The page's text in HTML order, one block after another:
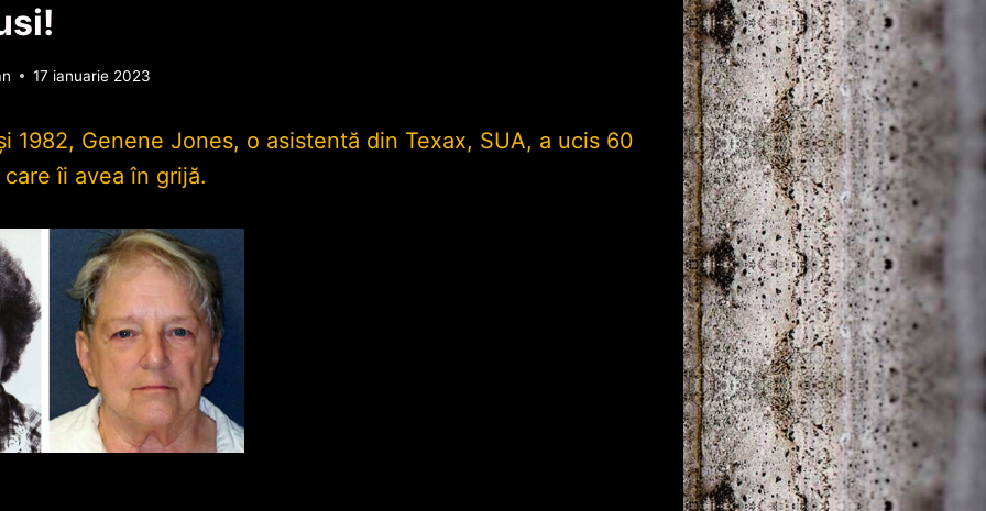
17 ianuarie 2023
1982, Genene Jones, o asistentă din Texax, SUA, a ucis 60
îi avea în grijă.